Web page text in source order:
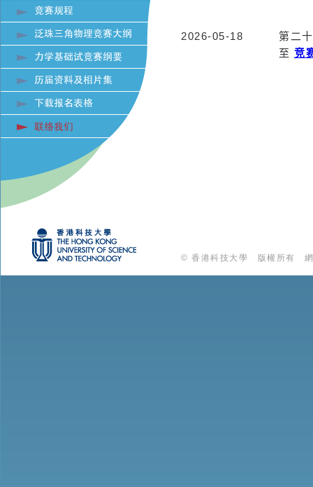
2026-05-18
第二十
至 竞
© 香港科技大學 版權所有